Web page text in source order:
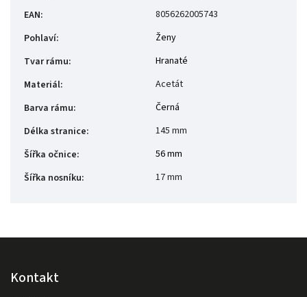
EAN:
8056262005743
Pohlaví:
Ženy
Tvar rámu:
Hranaté
Materiál:
Acetát
Barva rámu:
Černá
Délka stranice:
145 mm
Šířka očnice:
56 mm
Šířka nosníku: 17 mm
Kontakt